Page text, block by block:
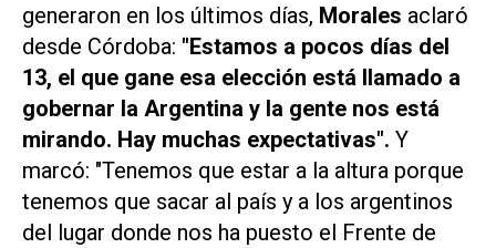
generaron en los últimos días, Morales aclaró
desde Córdoba: "Estamos a pocos días del
13, el que gane esa elección está llamado a
gobernar la Argentina y la gente nos está
mirando. Hay muchas expectativas". Y
marcó: "Tenemos que estar a la altura porque
tenemos que sacar al país y a los argentinos
del lugar donde nos ha puesto el Frente de